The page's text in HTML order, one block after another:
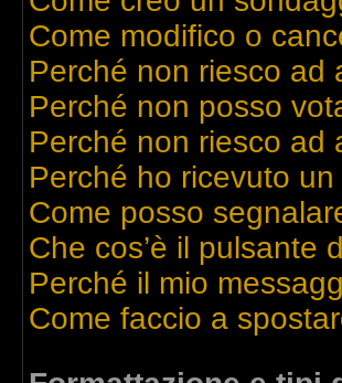
Come modifico o
Perché non riesco ad
Perché non posso
Perché non riesco ad
Perché ho ricevuto
Come posso
Che cos’è il pulsante
Perché il mio
Come faccio a